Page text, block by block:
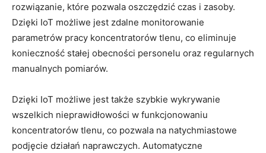
rozwiązanie, które pozwala oszczędzić czas i zasoby.
⁣Dzięki IoT możliwe ⁣jest zdalne monitorowanie
parametrów pracy koncentratorów ⁤tlenu, co eliminuje
konieczność stałej obecności personelu oraz​ regularnych
manualnych pomiarów.
Dzięki IoT ⁢możliwe jest także‌ szybkie wykrywanie
wszelkich nieprawidłowości w funkcjonowaniu
koncentratorów tlenu, co pozwala ⁣na natychmiastowe
⁢podjęcie⁤ działań naprawczych. ​Automatyczne